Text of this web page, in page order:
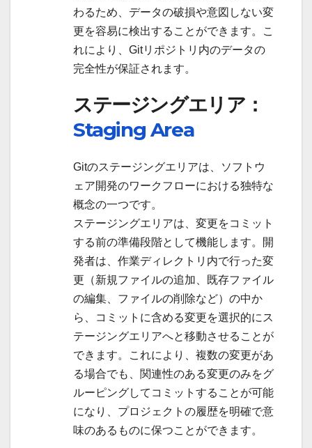
わるため、データの破損や意図しない変
更を容易に検出することができます。こ
れにより、Gitリポジトリ内のデータの
完全性が保証されます。
ステージングエリア：
Staging Area
Gitのステージングエリアは、ソフトウ
ェア開発のワークフローにおける独特な
概念の一つです。
ステージングエリアは、変更をコミット
する前の準備段階として機能します。開
発者は、作業ディレクトリ内で行った変
更（新規ファイルの追加、既存ファイル
の編集、ファイルの削除など）の中か
ら、コミットに含める変更を選択的にス
テージングエリアへと移動させることが
できます。これにより、複数の変更があ
る場合でも、関連性のある変更のみをグ
ルーピングしてコミットすることが可能
になり、プロジェクトの履歴を明確で意
味のあるものに保つことができます。